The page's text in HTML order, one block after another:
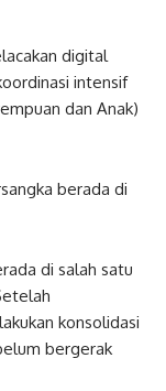
digital
intensif
dan Anak)
berada di
di salah satu
konsolidasi
bergerak